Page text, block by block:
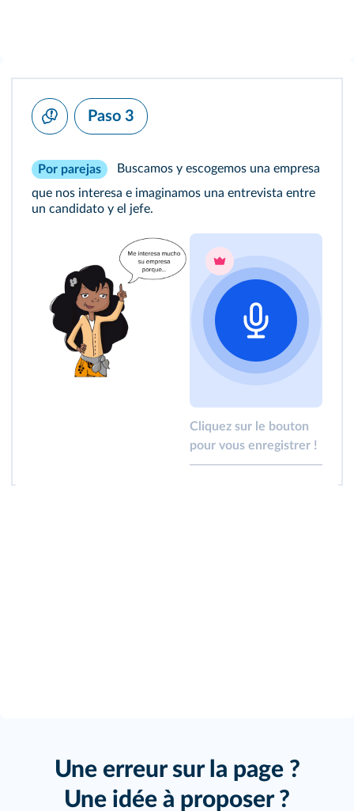
Paso 3
Por parejas
Buscamos y escogemos una empresa
que nos interesa e imaginamos una entrevista entre
un candidato y el jefe.
Cliquez sur le bouton
pour vous enregistrer !
Une erreur sur la page ?
Une idée à proposer ?